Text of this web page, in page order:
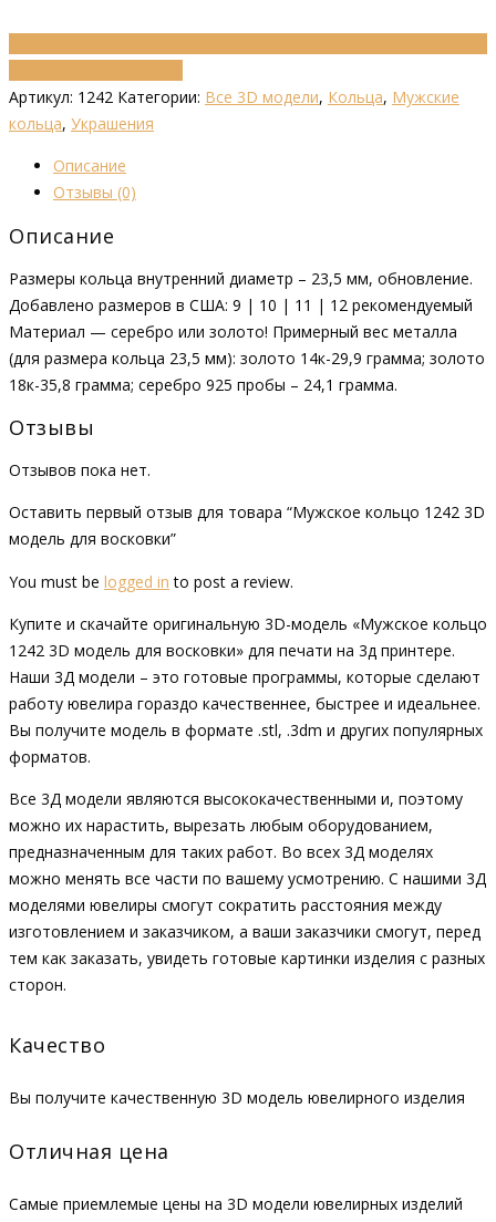
Артикул: 1242 Категории: Все 3D модели, Кольца, Мужские
кольца, Украшения
Описание
Отзывы (0)
Описание
Размеры кольца внутренний диаметр – 23,5 мм, обновление.
Добавлено размеров в США: 9 | 10 | 11 | 12 рекомендуемый
Материал — серебро или золото! Примерный вес металла
(для размера кольца 23,5 мм): золото 14к-29,9 грамма; золото
18к-35,8 грамма; серебро 925 пробы – 24,1 грамма.
Отзывы
Отзывов пока нет.
Оставить первый отзыв для товара “Мужское кольцо 1242 3D
модель для восковки”
You must be logged in to post a review.
Купите и скачайте оригинальную 3D-модель «Мужское кольцо
1242 3D модель для восковки» для печати на 3д принтере.
Наши 3Д модели – это готовые программы, которые сделают
работу ювелира гораздо качественнее, быстрее и идеальнее.
Вы получите модель в формате .stl, .3dm и других популярных
форматов.
Все 3Д модели являются высококачественными и, поэтому
можно их нарастить, вырезать любым оборудованием,
предназначенным для таких работ. Во всех 3Д моделях
можно менять все части по вашему усмотрению. С нашими 3Д
моделями ювелиры смогут сократить расстояния между
изготовлением и заказчиком, а ваши заказчики смогут, перед
тем как заказать, увидеть готовые картинки изделия с разных
сторон.
Качество
Вы получите качественную 3D модель ювелирного изделия
Отличная цена
Самые приемлемые цены на 3D модели ювелирных изделий